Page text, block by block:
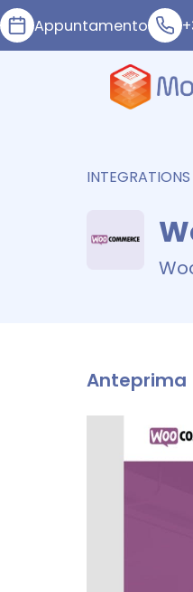
Appuntamento
INTEGRATIONS
Anteprima